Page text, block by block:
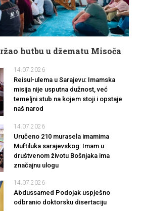
hutbu u džematu Misoča
14.07.2026
Reisul-ulema u Sarajevu: Imamska
misija nije usputna dužnost, već
temeljni stub na kojem stoji i opstaje
naš narod
14.07.2026
Uručeno 210 murasela imamima
Muftiluka sarajevskog: Imam u
društvenom životu Bošnjaka ima
značajnu ulogu
14.07.2026
Abdussamed Podojak uspješno
odbranio doktorsku disertaciju